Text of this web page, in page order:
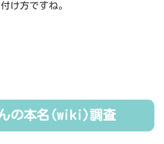
け方ですね。
の本名(wiki)調査